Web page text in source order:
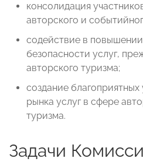
консолидация
авторского и
содействие в повышении
безопасности услуг,
авторского туризма;
создание
рынка услуг в сфере
туризма.
Задачи